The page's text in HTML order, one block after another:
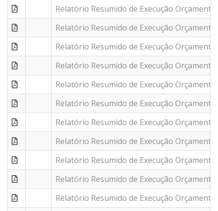
Relatório Resumido de Execução
Relatório Resumido de Execução
Relatório Resumido de Execução
Relatório Resumido de Execução
Relatório Resumido de Execução
Relatório Resumido de Execução
Relatório Resumido de Execução
Relatório Resumido de Execução
Relatório Resumido de Execução
Relatório Resumido de Execução
Relatório Resumido de Execução